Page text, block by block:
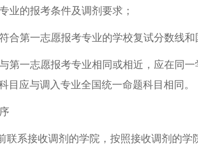
业的报考条件及调剂要求；
合第一志愿报考专业的学校复试分数线和
第一志愿报考专业相同或相近，应在同
目应与调入专业全国统一命题科目相同。
联系接收调剂的学院，按照接收调剂的学